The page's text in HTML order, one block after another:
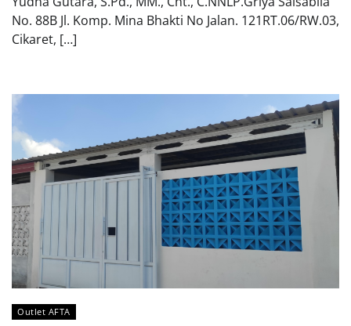
No. 88B Jl. Komp. Mina Bhakti No Jalan. 121RT.06/RW.03,
Cikaret, […]
Outlet AFTA